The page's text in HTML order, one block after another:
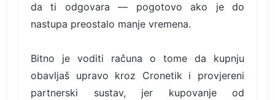
da ti odgovara — pogotovo ako je do
nastupa preostalo manje vremena.
Bitno je voditi računa o tome da kupnju
obavljaš upravo kroz Cronetik i provjereni
partnerski sustav, jer kupovanje od